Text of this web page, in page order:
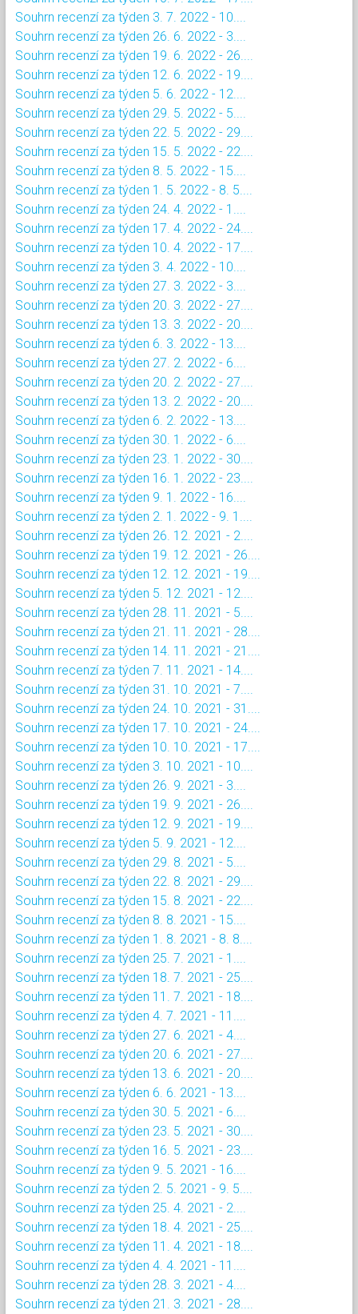
Souhrn recenzí za týden 3. 7. 2022 - 10....
Souhrn recenzí za týden 26. 6. 2022 - 3....
Souhrn recenzí za týden 19. 6. 2022 - 26....
Souhrn recenzí za týden 12. 6. 2022 - 19....
Souhrn recenzí za týden 5. 6. 2022 - 12....
Souhrn recenzí za týden 29. 5. 2022 - 5....
Souhrn recenzí za týden 22. 5. 2022 - 29....
Souhrn recenzí za týden 15. 5. 2022 - 22....
Souhrn recenzí za týden 8. 5. 2022 - 15....
Souhrn recenzí za týden 1. 5. 2022 - 8. 5....
Souhrn recenzí za týden 24. 4. 2022 - 1....
Souhrn recenzí za týden 17. 4. 2022 - 24....
Souhrn recenzí za týden 10. 4. 2022 - 17....
Souhrn recenzí za týden 3. 4. 2022 - 10....
Souhrn recenzí za týden 27. 3. 2022 - 3....
Souhrn recenzí za týden 20. 3. 2022 - 27....
Souhrn recenzí za týden 13. 3. 2022 - 20....
Souhrn recenzí za týden 6. 3. 2022 - 13....
Souhrn recenzí za týden 27. 2. 2022 - 6....
Souhrn recenzí za týden 20. 2. 2022 - 27....
Souhrn recenzí za týden 13. 2. 2022 - 20....
Souhrn recenzí za týden 6. 2. 2022 - 13....
Souhrn recenzí za týden 30. 1. 2022 - 6....
Souhrn recenzí za týden 23. 1. 2022 - 30....
Souhrn recenzí za týden 16. 1. 2022 - 23....
Souhrn recenzí za týden 9. 1. 2022 - 16....
Souhrn recenzí za týden 2. 1. 2022 - 9. 1....
Souhrn recenzí za týden 26. 12. 2021 - 2....
Souhrn recenzí za týden 19. 12. 2021 - 26....
Souhrn recenzí za týden 12. 12. 2021 - 19....
Souhrn recenzí za týden 5. 12. 2021 - 12....
Souhrn recenzí za týden 28. 11. 2021 - 5....
Souhrn recenzí za týden 21. 11. 2021 - 28....
Souhrn recenzí za týden 14. 11. 2021 - 21....
Souhrn recenzí za týden 7. 11. 2021 - 14....
Souhrn recenzí za týden 31. 10. 2021 - 7....
Souhrn recenzí za týden 24. 10. 2021 - 31....
Souhrn recenzí za týden 17. 10. 2021 - 24....
Souhrn recenzí za týden 10. 10. 2021 - 17....
Souhrn recenzí za týden 3. 10. 2021 - 10....
Souhrn recenzí za týden 26. 9. 2021 - 3....
Souhrn recenzí za týden 19. 9. 2021 - 26....
Souhrn recenzí za týden 12. 9. 2021 - 19....
Souhrn recenzí za týden 5. 9. 2021 - 12....
Souhrn recenzí za týden 29. 8. 2021 - 5....
Souhrn recenzí za týden 22. 8. 2021 - 29....
Souhrn recenzí za týden 15. 8. 2021 - 22....
Souhrn recenzí za týden 8. 8. 2021 - 15....
Souhrn recenzí za týden 1. 8. 2021 - 8. 8....
Souhrn recenzí za týden 25. 7. 2021 - 1....
Souhrn recenzí za týden 18. 7. 2021 - 25....
Souhrn recenzí za týden 11. 7. 2021 - 18....
Souhrn recenzí za týden 4. 7. 2021 - 11....
Souhrn recenzí za týden 27. 6. 2021 - 4....
Souhrn recenzí za týden 20. 6. 2021 - 27....
Souhrn recenzí za týden 13. 6. 2021 - 20....
Souhrn recenzí za týden 6. 6. 2021 - 13....
Souhrn recenzí za týden 30. 5. 2021 - 6....
Souhrn recenzí za týden 23. 5. 2021 - 30....
Souhrn recenzí za týden 16. 5. 2021 - 23....
Souhrn recenzí za týden 9. 5. 2021 - 16....
Souhrn recenzí za týden 2. 5. 2021 - 9. 5....
Souhrn recenzí za týden 25. 4. 2021 - 2....
Souhrn recenzí za týden 18. 4. 2021 - 25....
Souhrn recenzí za týden 11. 4. 2021 - 18....
Souhrn recenzí za týden 4. 4. 2021 - 11....
Souhrn recenzí za týden 28. 3. 2021 - 4....
Souhrn recenzí za týden 21. 3. 2021 - 28....